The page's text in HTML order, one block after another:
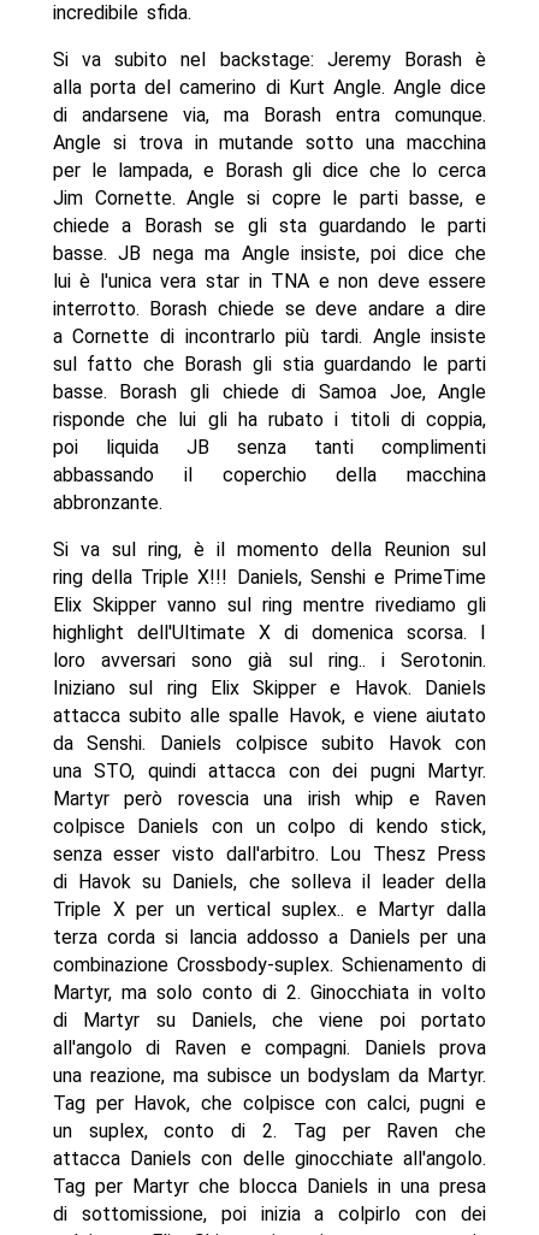
incredibile sfida.
Si va subito nel backstage: Jeremy Borash è
alla porta del camerino di Kurt Angle. Angle dice
di andarsene via, ma Borash entra comunque.
Angle si trova in mutande sotto una macchina
per le lampada, e Borash gli dice che lo cerca
Jim Cornette. Angle si copre le parti basse, e
chiede a Borash se gli sta guardando le parti
basse. JB nega ma Angle insiste, poi dice che
lui è l'unica vera star in TNA e non deve essere
interrotto. Borash chiede se deve andare a dire
a Cornette di incontrarlo più tardi. Angle insiste
sul fatto che Borash gli stia guardando le parti
basse. Borash gli chiede di Samoa Joe, Angle
risponde che lui gli ha rubato i titoli di coppia,
poi liquida JB senza tanti complimenti
abbassando il coperchio della macchina
abbronzante.
Si va sul ring, è il momento della Reunion sul
ring della Triple X!!! Daniels, Senshi e PrimeTime
Elix Skipper vanno sul ring mentre rivediamo gli
highlight dell'Ultimate X di domenica scorsa. I
loro avversari sono già sul ring.. i Serotonin.
Iniziano sul ring Elix Skipper e Havok. Daniels
attacca subito alle spalle Havok, e viene aiutato
da Senshi. Daniels colpisce subito Havok con
una STO, quindi attacca con dei pugni Martyr.
Martyr però rovescia una irish whip e Raven
colpisce Daniels con un colpo di kendo stick,
senza esser visto dall'arbitro. Lou Thesz Press
di Havok su Daniels, che solleva il leader della
Triple X per un vertical suplex.. e Martyr dalla
terza corda si lancia addosso a Daniels per una
combinazione Crossbody-suplex. Schienamento di
Martyr, ma solo conto di 2. Ginocchiata in volto
di Martyr su Daniels, che viene poi portato
all'angolo di Raven e compagni. Daniels prova
una reazione, ma subisce un bodyslam da Martyr.
Tag per Havok, che colpisce con calci, pugni e
un suplex, conto di 2. Tag per Raven che
attacca Daniels con delle ginocchiate all'angolo.
Tag per Martyr che blocca Daniels in una presa
di sottomissione, poi inizia a colpirlo con dei